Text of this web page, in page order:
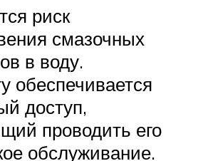
риск
смазочных
в воду.
обеспечивается
доступ,
проводить его
обслуживание.